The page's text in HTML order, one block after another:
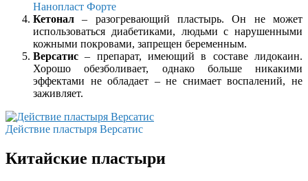
Нанопласт Форте
Кетонал – разогревающий пластырь. Он не может
использоваться диабетиками, людьми с нарушенными
кожными покровами, запрещен беременным.
Версатис – препарат, имеющий в составе лидокаин.
Хорошо обезболивает, однако больше никакими
эффектами не обладает – не снимает воспалений, не
заживляет.
Действие пластыря Версатис
Китайские пластыри